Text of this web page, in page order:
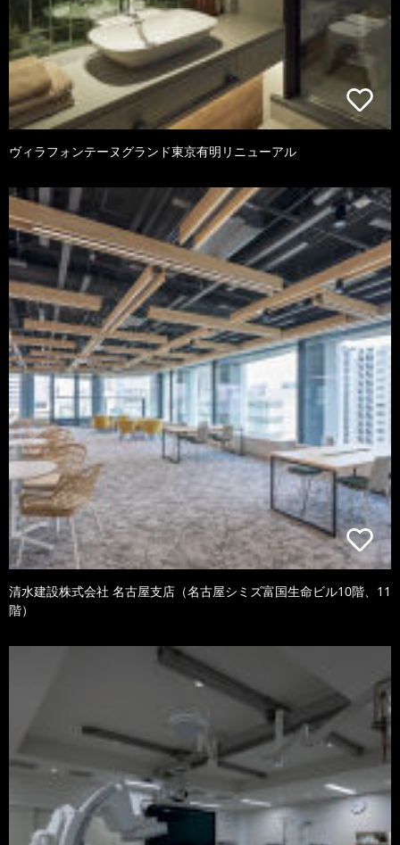
ヴィラフォンテーヌグランド東京有明リニューアル
清水建設株式会社 名古屋支店（名古屋シミズ富国生命ビル10階、11
階）